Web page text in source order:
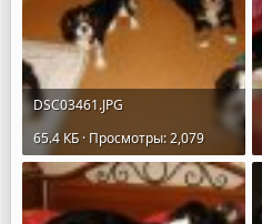
DSC03461.JPG
65.4 КБ · Просмотры: 2,079